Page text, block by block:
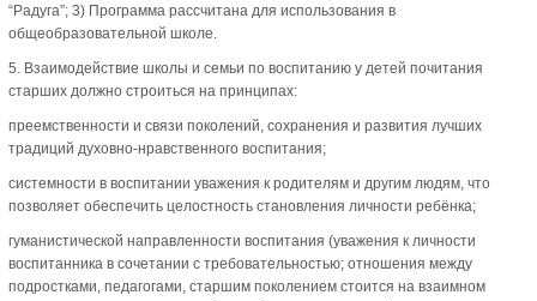
“Радуга”; 3) Программа рассчитана для использования в
общеобразовательной школе.
5. Взаимодействие школы и семьи по воспитанию у детей почитания
старших должно строиться на принципах:
преемственности и связи поколений, сохранения и развития лучших
традиций духовно-нравственного воспитания;
системности в воспитании уважения к родителям и другим людям, что
позволяет обеспечить целостность становления личности ребёнка;
гуманистической направленности воспитания (уважения к личности
воспитанника в сочетании с требовательностью; отношения между
подростками, педагогами, старшим поколением стоится на взаимном